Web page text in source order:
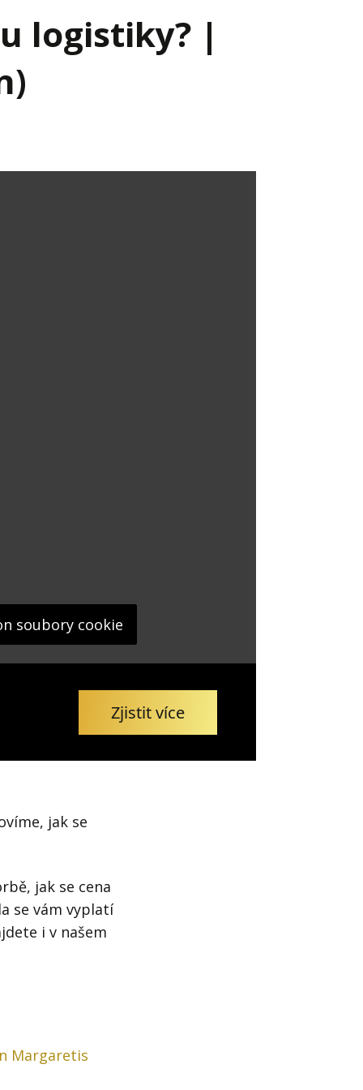
logistiky? |
soubory cookie
Zjistit více
jak se
jak se cena
se vám vyplatí
i v našem
Margaretis